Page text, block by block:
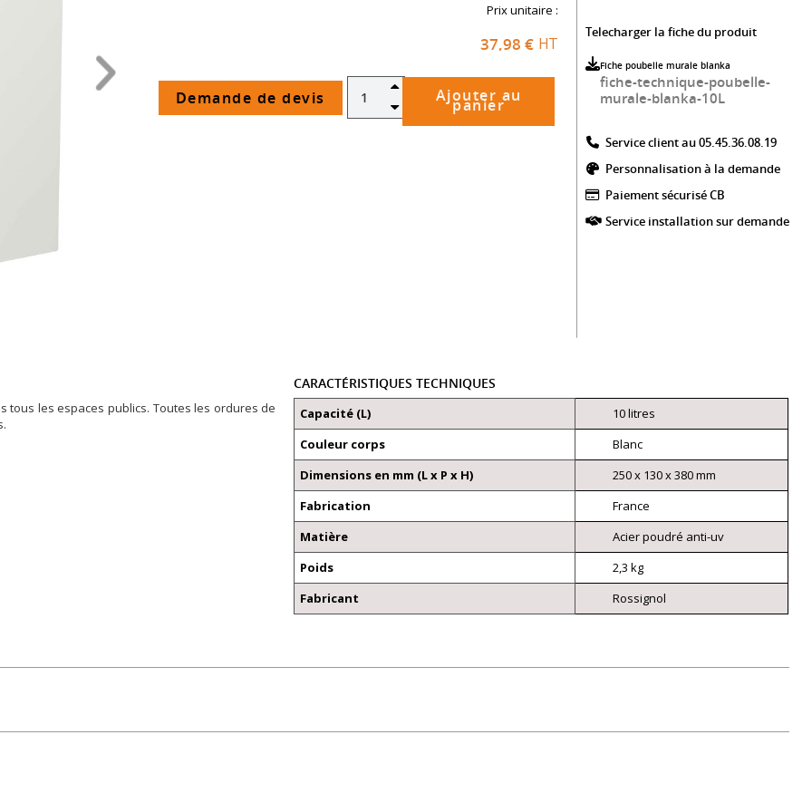
Prix unitaire :
37,98 € HT
Demande de devis Ajouter au
panier
Telecharger la fiche du produit
Fiche poubelle murale blanka
fiche-technique-poubelle-
murale-blanka-10L
Service client au 05.45.36.08.19​
Personnalisation à la demande
Paiement sécurisé CB​
Service installation sur demande
tous les espaces publics. Toutes les ordures de
CARACTÉRISTIQUES TECHNIQUES
Capacité (L)
10 litres
Couleur corps
Blanc
Dimensions en mm (L x P x H)
250 x 130 x 380 mm
Fabrication
France
Matière
Acier poudré anti-uv
Poids
2,3 kg
Fabricant
Rossignol